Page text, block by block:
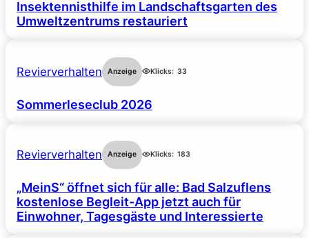
Insektennisthilfe im Landschaftsgarten des
Umweltzentrums restauriert
Revierverhalten Anzeige Klicks: 33
Sommerleseclub 2026
Revierverhalten Anzeige Klicks: 183
„MeinS“ öffnet sich für alle: Bad Salzuflens
kostenlose Begleit-App jetzt auch für
Einwohner, Tagesgäste und Interessierte